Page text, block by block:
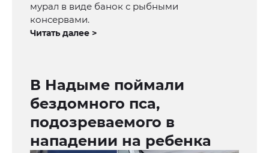
мурал в виде банок с рыбными
консервами.
Читать далее >
В Надыме поймали
бездомного пса,
подозреваемого в
нападении на ребенка